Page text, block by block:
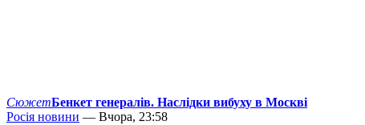
СюжетБенкет генералів. Наслідки вибуху в Москві
Росія новини — Вчора, 23:58